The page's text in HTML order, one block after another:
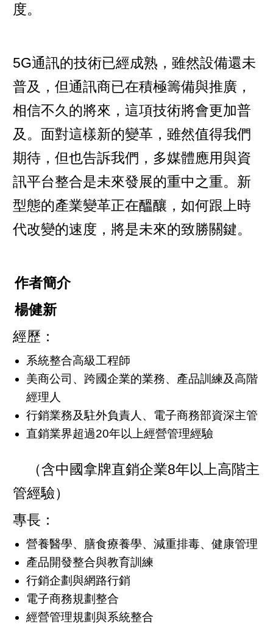
度。
5G通訊的技術已經成熟，雖然設備還未
普及，但通訊商已在積極籌備與推廣，
相信不久的將來，這項技術將會更加普
及。面對這樣新的變革，雖然值得我們
期待，但也告訴我們，多媒體應用與資
訊平台整合是未來發展的重中之重。新
型態的產業變革正在醞釀，如何跟上時
代改變的速度，將是未來的致勝關鍵。
作者簡介
楊健新
經歷：
系統整合高級工程師
美商公司、跨國企業的業務、產品訓練及高階
經理人
行銷業務及駐外負責人、電子商務部資深主管
直銷業界超過20年以上經營管理經驗
（含中國拿牌直銷企業8年以上高階主
管經驗）
專長：
營養醫學、膳食療養學、減重排毒、健康管理
產品開發整合與教育訓練
行銷企劃與網路行銷
電子商務規劃整合
經營管理規劃與系統整合